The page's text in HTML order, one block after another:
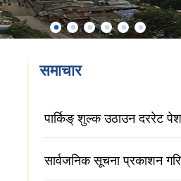
समाचार
पार्किङ् शुल्क उठाउन दररेट
सार्वजनिक सूचना प्रकाशन